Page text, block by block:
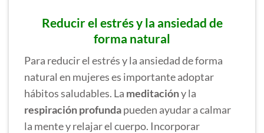
Reducir el estrés y la ansiedad de
forma natural
Para reducir el estrés y la ansiedad de forma
natural en mujeres es importante adoptar
hábitos saludables. La meditacióny la
respiración profundapueden ayudar a calmar
la mente y relajar el cuerpo. Incorporar